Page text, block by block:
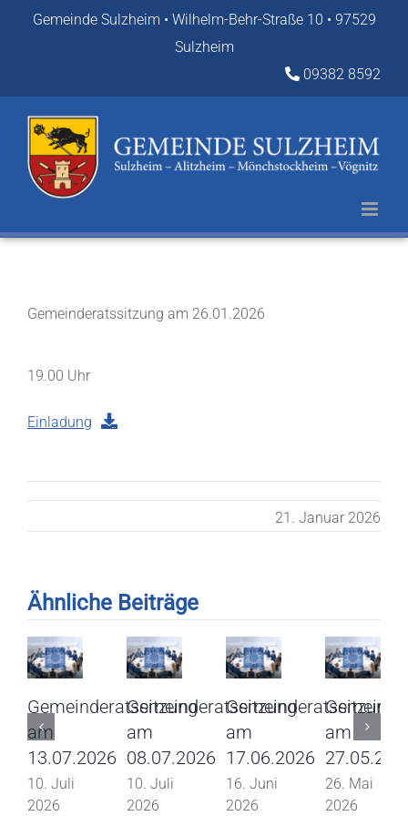
Gemeinde Sulzheim • Wilhelm-Behr-Straße 10 • 97529
Sulzheim
09382 8592
Gemeinderatssitzung am 26.01.2026
19.00 Uhr
Einladung
21. Januar 2026
Ähnliche Beiträge
Gemeinderatssitzung
am
13.07.2026
10. Juli
2026
Gemeinderatssitzung
am
08.07.2026
10. Juli
2026
Gemeinderatssitzung
am
17.06.2026
16. Juni
2026
am
26. Mai
2026